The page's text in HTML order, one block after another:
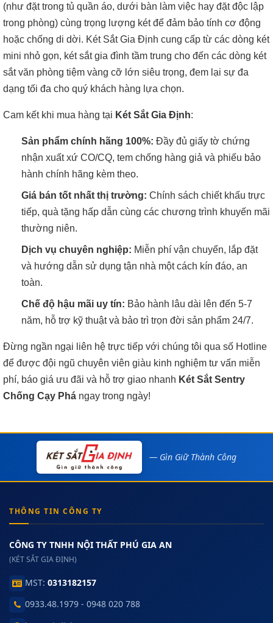
(như đặt trong tủ quần áo, dưới bàn làm việc hay đặt độc lập
trong phòng) cùng trọng lượng két để đảm bảo tính cơ động
hoặc chống di dời. Két Sắt Gia Định cung cấp từ các dòng két
mini nhỏ gọn, két sắt gia đình tầm trung cho đến các dòng két
sắt văn phòng tiệm vàng cỡ lớn siêu trọng, đem lại sự đa
dạng tối đa cho quý khách hàng lựa chọn.
Cam kết khi mua hàng tại Két Sắt Gia Định:
Sản phẩm chính hãng 100%: Đầy đủ giấy tờ chứng
nhận xuất xứ CO/CQ, tem chống hàng giả và phiếu bảo
hành chính hãng kèm theo.
Giá bán tốt nhất thị trường: Chính sách chiết khấu trực
tiếp, quà tặng hấp dẫn cùng các chương trình khuyến mãi
thường niên.
Dịch vụ chuyên nghiệp: Miễn phí vận chuyển, lắp đặt
và hướng dẫn sử dụng tận nhà một cách kín đáo, an
toàn.
Chế độ hậu mãi uy tín: Bảo hành lâu dài lên đến 5-7
năm, hỗ trợ kỹ thuật và bảo trì trọn đời sản phẩm 24/7.
Đừng ngần ngại liên hệ trực tiếp với chúng tôi qua số Hotline
để được đội ngũ chuyên viên giàu kinh nghiệm tư vấn miễn
phí, báo giá ưu đãi và hỗ trợ giao nhanh Két Sắt Sentry
Chống Cạy Phá ngay trong ngày!
— Gìn Giữ Thành Công
THÔNG TIN CÔNG TY
CÔNG TY TNHH NỘI THẤT PHÚ GIA AN
(KÉT SẮT GIA ĐỊNH)
MST: 0313182157
0933.48.1979 - 0948 020 788